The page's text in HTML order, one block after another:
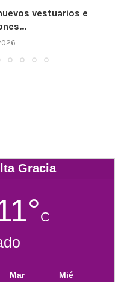
vestuarios e
Gracia
C
Mar Mié